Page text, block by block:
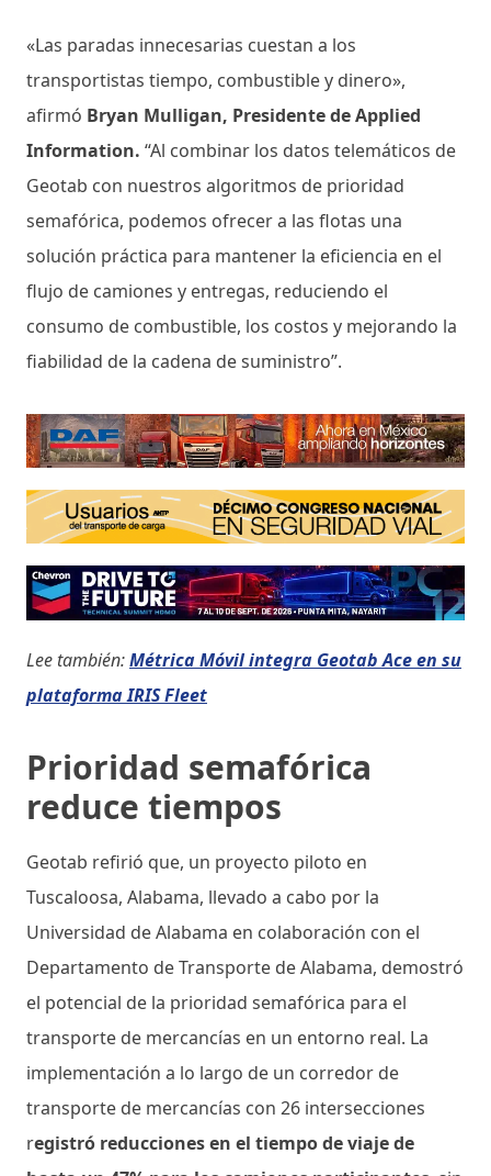
«Las paradas innecesarias cuestan a los
transportistas tiempo, combustible y dinero»,
afirmó Bryan Mulligan, Presidente de Applied
Information. “Al combinar los datos telemáticos de
Geotab con nuestros algoritmos de prioridad
semafórica, podemos ofrecer a las flotas una
solución práctica para mantener la eficiencia en el
flujo de camiones y entregas, reduciendo el
consumo de combustible, los costos y mejorando la
fiabilidad de la cadena de suministro”.
Lee también:Métrica Móvil integra Geotab Ace en su
plataforma IRIS Fleet
Prioridad semafórica
reduce tiempos
Geotab refirió que, un proyecto piloto en
Tuscaloosa, Alabama, llevado a cabo por la
Universidad de Alabama en colaboración con el
Departamento de Transporte de Alabama, demostró
el potencial de la prioridad semafórica para el
transporte de mercancías en un entorno real. La
implementación a lo largo de un corredor de
transporte de mercancías con 26 intersecciones
registró reducciones en el tiempo de viaje de